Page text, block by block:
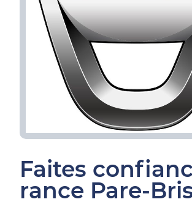
Faites
rance Pare-